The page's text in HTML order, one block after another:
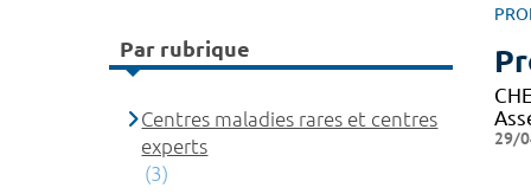
29/
Par rubrique
Centres maladies rares et centres
experts
(3)